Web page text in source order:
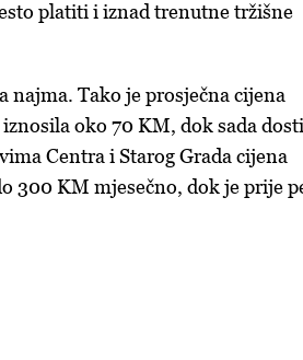
platiti i iznad trenutne tržišne
Tako je prosječna cijena
oko 70 KM, dok sada
Centra i Starog Grada cijena
300 KM mjesečno, dok je prije